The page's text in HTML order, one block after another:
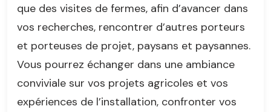
que des visites de fermes, afin d’avancer dans
vos recherches, rencontrer d’autres porteurs
et porteuses de projet, paysans et paysannes.
Vous pourrez échanger dans une ambiance
conviviale sur vos projets agricoles et vos
expériences de l’installation, confronter vos